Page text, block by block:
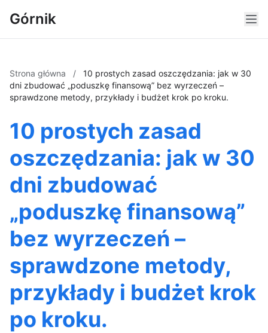
Górnik
Strona główna /
10 prostych zasad oszczędzania: jak w 30
dni zbudować „poduszkę finansową” bez wyrzeczeń –
sprawdzone metody, przykłady i budżet krok po kroku.
10 prostych zasad
oszczędzania: jak w 30
dni zbudować
„poduszkę finansową”
bez wyrzeczeń –
sprawdzone metody,
przykłady i budżet krok
po kroku.